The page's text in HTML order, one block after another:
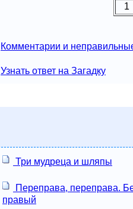
1
Комментарии и
Узнать ответ на Загадку
Три мудреца и шляпы
Переправа, переправа.
правый